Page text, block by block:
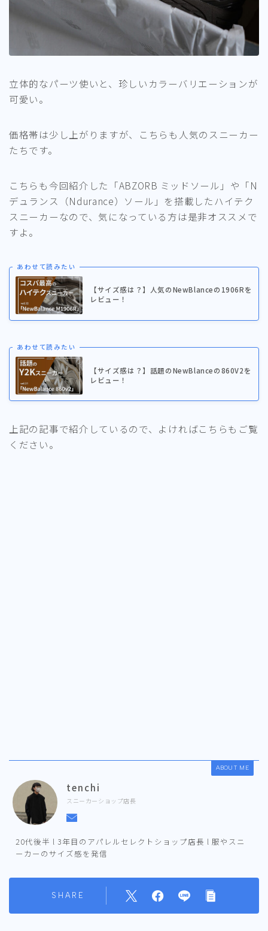
立体的なパーツ使いと、珍しいカラーバリエーションが
可愛い。
価格帯は少し上がりますが、こちらも人気のスニーカー
たちです。
こちらも今回紹介した「ABZORB ミッドソール」や「N
デュランス（Ndurance）ソール」を搭載したハイテク
スニーカーなので、気になっている方は是非オススメで
すよ。
あわせて読みたい
【サイズ感は？】人気のNewBlanceの1906Rを
レビュー！
あわせて読みたい
【サイズ感は？】話題のNewBlanceの860V2を
レビュー！
上記の記事で紹介しているので、よければこちらもご覧
ください。
ABOUT ME
tenchi
スニーカーショップ店長
20代後半 l 3年目のアパレルセレクトショップ店長 l 服やスニ
ーカーのサイズ感を発信
SHARE